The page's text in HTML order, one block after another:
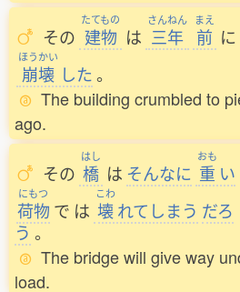
その
たてもの
建物 は
さんねん
三年
まえ
前 に
ほうかい
崩壊 した。
The building crumbled to
ago.
その
はし
橋 は そんなに
おも
重 い
にもつ
荷物 で は
こわ
壊れてしまう だろ
う 。
The bridge will give way
load.